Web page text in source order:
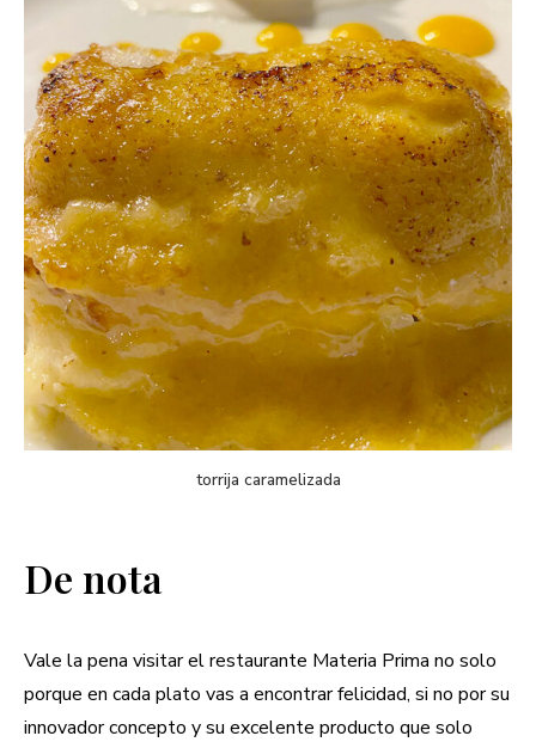
torrija caramelizada
De nota
Vale la pena visitar el restaurante Materia Prima no solo
porque en cada plato vas a encontrar felicidad, si no por su
innovador concepto y su excelente producto que solo